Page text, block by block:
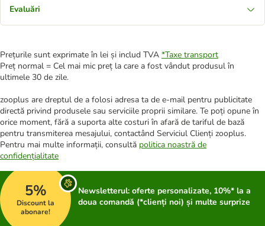
Evaluări
Prețurile sunt exprimate în lei și includ TVA *Taxe transport
Preț normal = Cel mai mic preț la care a fost vândut produsul în
ultimele 30 de zile.
zooplus are dreptul de a folosi adresa ta de e-mail pentru publicitate
directă privind produsele sau serviciile proprii similare. Te poți opune în
orice moment, fără a suporta alte costuri în afară de tariful de bază
pentru transmiterea mesajului, contactând Serviciul Clienți zooplus.
Pentru mai multe informații, consultă politica noastră de
confidențialitate
5%
Discount la
abonare!
Newsletterul: oferte personalizate, 10%* la a
doua comandă (*clienți noi) și multe surprize